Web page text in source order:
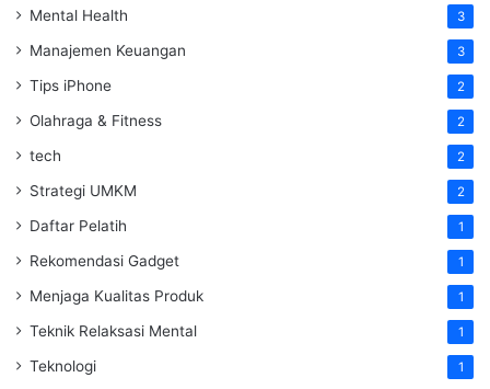
Mental Health 3
Manajemen Keuangan 3
Tips iPhone 2
Olahraga & Fitness 2
tech 2
Strategi UMKM 2
Daftar Pelatih 1
Rekomendasi Gadget 1
Menjaga Kualitas Produk 1
Teknik Relaksasi Mental 1
Teknologi 1